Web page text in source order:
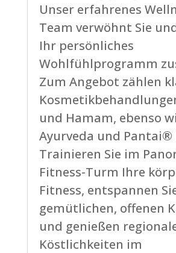
Unser erfahrenes
Team verwöhnt Sie
Ihr persönliches
Wohlfühlprogramm
Zum Angebot zählen
und Hamam, ebenso
Ayurveda und Pantai®
Trainieren Sie im
Fitness-Turm Ihre
Fitness, entspannen
gemütlichen, offenen
und genießen
Köstlichkeiten im